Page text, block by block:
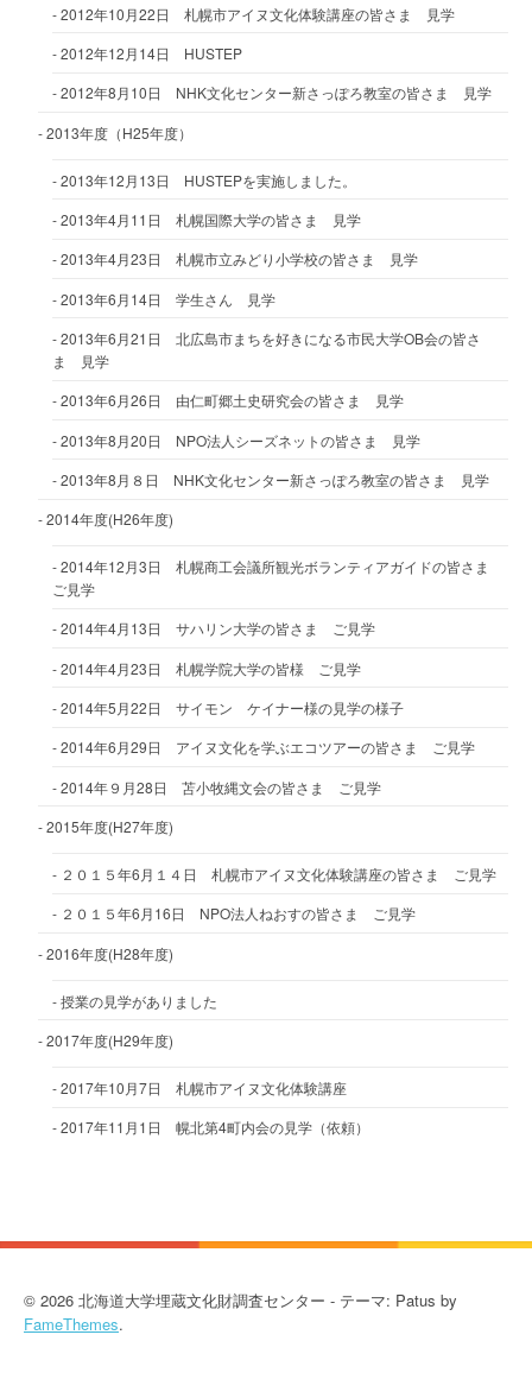
2012年10月22日 札幌市アイヌ文化体験講座の皆さま 見学
2012年12月14日 HUSTEP
2012年8月10日 NHK文化センター新さっぽろ教室の皆さま 見学
2013年度（H25年度）
2013年12月13日 HUSTEPを実施しました。
2013年4月11日 札幌国際大学の皆さま 見学
2013年4月23日 札幌市立みどり小学校の皆さま 見学
2013年6月14日 学生さん 見学
2013年6月21日 北広島市まちを好きになる市民大学OB会の皆さ
ま 見学
2013年6月26日 由仁町郷土史研究会の皆さま 見学
2013年8月20日 NPO法人シーズネットの皆さま 見学
2013年8月８日 NHK文化センター新さっぽろ教室の皆さま 見学
2014年度(H26年度)
2014年12月3日 札幌商工会議所観光ボランティアガイドの皆さま
ご見学
2014年4月13日 サハリン大学の皆さま ご見学
2014年4月23日 札幌学院大学の皆様 ご見学
2014年5月22日 サイモン ケイナー様の見学の様子
2014年6月29日 アイヌ文化を学ぶエコツアーの皆さま ご見学
2014年９月28日 苫小牧縄文会の皆さま ご見学
2015年度(H27年度)
２０１５年6月１４日 札幌市アイヌ文化体験講座の皆さま ご見学
２０１５年6月16日 NPO法人ねおすの皆さま ご見学
2016年度(H28年度)
授業の見学がありました
2017年度(H29年度)
2017年10月7日 札幌市アイヌ文化体験講座
2017年11月1日 幌北第4町内会の見学（依頼）
© 2026 北海道大学埋蔵文化財調査センター - テーマ: Patus by
FameThemes.